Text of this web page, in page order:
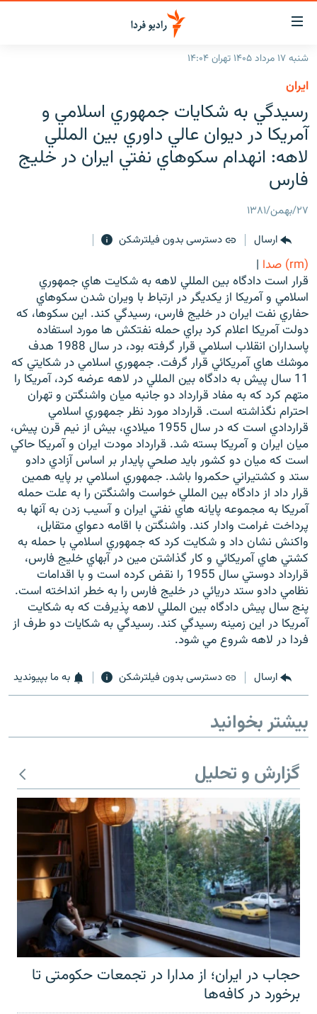
لینک‌های
قابلیت
دسترسی
بازگشت
منوی
اصلی
رفتن
صفحه
جستجو
جهان
رادیو
انتخاب کنید و بشنوید
برنامه‌های رادیویی
پادکست
چندرسانه‌ای
English
به ما بپیوندید
زبان‌های دیگر
شنبه ۱۷ مرداد ۱۴۰۵ تهران ۱۴:۰۴
ايران
رسيدگي به شكايات جمهوري اسلامي و
آمريكا در ديوان عالي داوري بين المللي
لاهه: انهدام سكوهاي نفتي ايران در خليج
فارس
۲۷/بهمن/۱۳۸۱
ارسال
دسترسی بدون فیلترشکن
(rm) صدا
|
قرار است دادگاه بين المللي لاهه به شكايت هاي جمهوري
اسلامي و آمريكا از يكديگر در ارتباط با ويران شدن سكوهاي
حفاري نفت ايران در خليج فارس، رسيدگي كند. اين سكوها، كه
دولت آمريكا اعلام كرد براي حمله نفتكش ها مورد استفاده
پاسداران انقلاب اسلامي قرار گرفته بود، در سال 1988 هدف
موشك هاي آمريكائي قرار گرفت. جمهوري اسلامي در شكايتي كه
11 سال پيش به دادگاه بين المللي در لاهه عرضه كرد، آمريكا را
متهم كرد كه به مفاد قرارداد دو جانبه ميان واشنگتن و تهران
احترام نگذاشته است. قرارداد مورد نظر جمهوري اسلامي
قراردادي است كه در سال 1955 ميلادي، بيش از نيم قرن پيش،
ميان ايران و آمريكا بسته شد. قرارداد مودت ايران و آمريكا حاكي
است كه ميان دو كشور بايد صلحي پايدار بر اساس آزادي دادو
ستد و كشتيراني حكمروا باشد. جمهوري اسلامي بر پايه همين
قرار داد از دادگاه بين المللي خواست واشنگتن را به علت حمله
آمريكا به مجموعه پايانه هاي نفتي ايران و آسيب زدن به آنها به
پرداخت غرامت وادار كند. واشنگتن با اقامه دعواي متقابل،
واكنش نشان داد و شكايت كرد كه جمهوري اسلامي با حمله به
كشتي هاي آمريكائي و كار گذاشتن مين در آبهاي خليج فارس،
قرارداد دوستي سال 1955 را نقض كرده است و با اقدامات
نظامي دادو ستد دريائي در خليج فارس را به خطر انداخته است.
پنج سال پيش دادگاه بين المللي لاهه پذيرفت كه به شكايت
آمريكا در اين زمينه رسيدگي كند. رسيدگي به شكايات دو طرف از
فردا در لاهه شروع مي شود.
ارسال دسترسی بدون فیلترشکن به ما بپیوندید
بیشتر بخوانید
گزارش و تحلیل
حجاب در ایران؛ از مدارا در تجمعات حکومتی تا
برخورد در کافه‌ها